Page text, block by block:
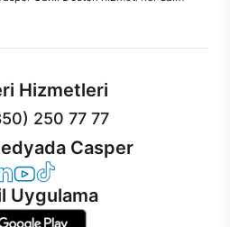
Hizmetleri
250 77 77
Casper
TwitterLinkedIn
Casper YouTube
Casper TikTok
Uygulama